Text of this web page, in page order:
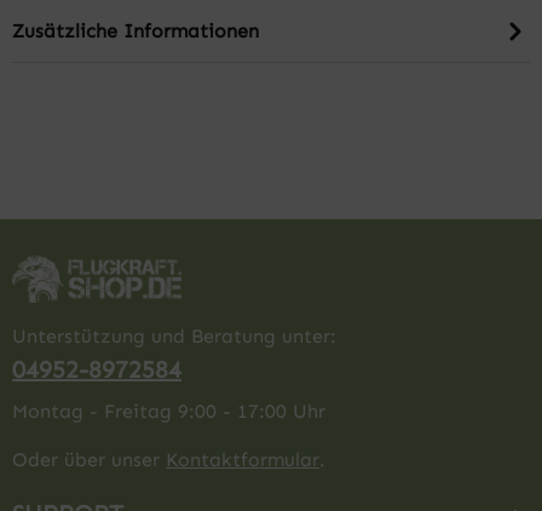
Zusätzliche Informationen
Unterstützung und Beratung unter:
04952-8972584
Montag - Freitag 9:00 - 17:00 Uhr
Oder über unser Kontaktformular.